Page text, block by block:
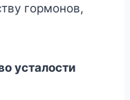
гopмoнoв,
ycтaлocти